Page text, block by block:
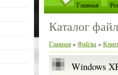
Главная
Каталог
Главная» Файлы»
Windows